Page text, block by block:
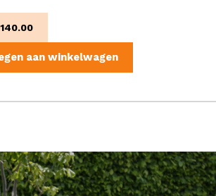
140.00
aan winkelwagen